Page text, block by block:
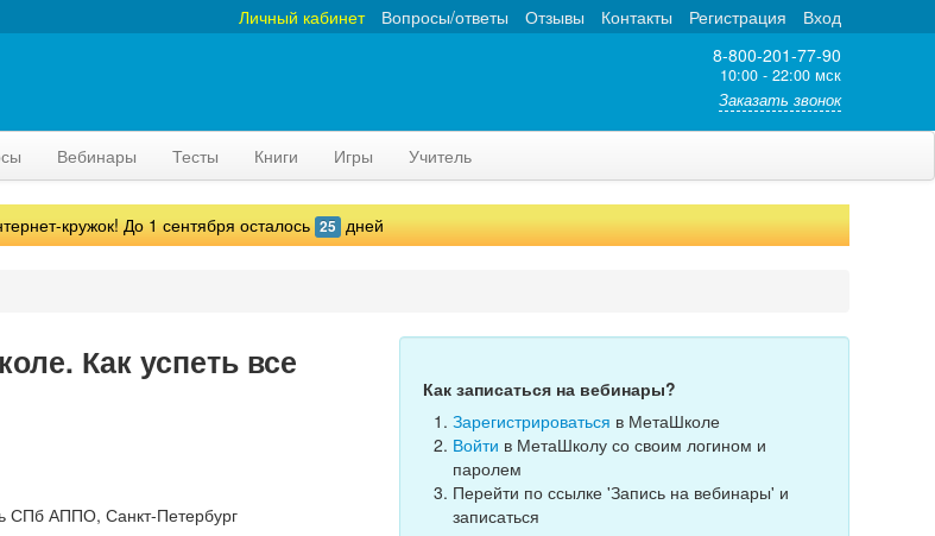
Вход
Регистрация
Контакты
Отзывы
Вопросы/ответы
Личный кабинет
8-800-201-77-90
10:00 - 22:00 мск
Заказать звонок
Вебинары Тесты Книги Игры Учитель
кружок! До 1 сентября осталось 25 дней
Как успеть все
СПб АППО, Санкт-Петербург
Как записаться на вебинары?
Зарегистрироваться в МетаШколе
Войти в МетаШколу со своим логином и
паролем
Перейти по ссылке 'Запись на вебинары' и
записаться